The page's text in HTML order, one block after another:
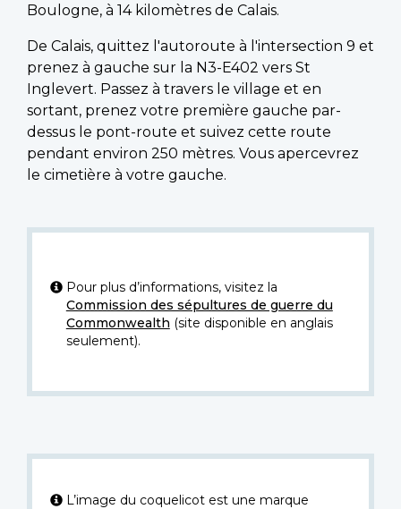
Boulogne, à 14 kilomètres de Calais.
De Calais, quittez l'autoroute à l'intersection 9 et
prenez à gauche sur la N3-E402 vers St
Inglevert. Passez à travers le village et en
sortant, prenez votre première gauche par-
dessus le pont-route et suivez cette route
pendant environ 250 mètres. Vous apercevrez
le cimetière à votre gauche.
Pour plus d’informations, visitez la
Commission des sépultures de guerre du
Commonwealth (site disponible en anglais
seulement).
L’image du coquelicot est une marque